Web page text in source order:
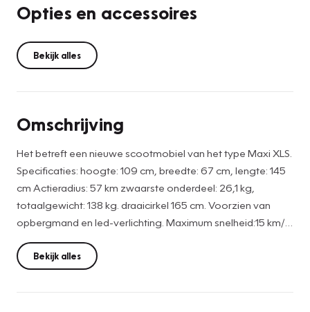
Opties en accessoires
Bekijk alles
Omschrijving
Het betreft een nieuwe scootmobiel van het type Maxi XLS.
Specificaties: hoogte: 109 cm, breedte: 67 cm, lengte: 145
cm Actieradius: 57 km zwaarste onderdeel: 26,1 kg,
totaalgewicht: 138 kg. draaicirkel 165 cm. Voorzien van
opbergmand en led-verlichting. Maximum snelheid:15 km/u.
Kymco levert uitsluitend 4 wielige scootmobielen omdat
deze veel stabieler zijn dan 3 wiellige. Fabrieksgarantie is
van toepassing.
Bekijk alles